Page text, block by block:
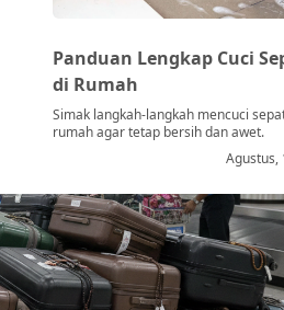
Panduan Lengkap Cuci
di Rumah
Simak langkah-langkah mencuci
rumah agar tetap bersih dan awet.
Agustus,